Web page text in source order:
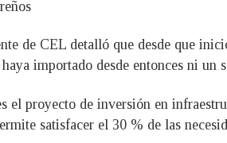
de CEL detalló que desde que
importado desde entonces ni un
el proyecto de inversión en
satisfacer el 30 % de las